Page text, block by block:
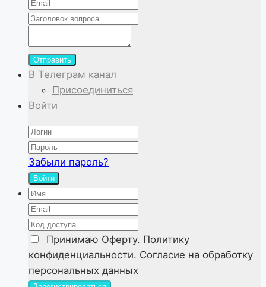
Отправить
В Телеграм канал
Присоединиться
Войти
Забыли пароль?
Войти
Принимаю Оферту. Политику
конфиденциальности. Согласие на обработку
персональных данных